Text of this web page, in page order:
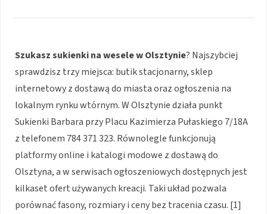
Szukasz sukienki na wesele w Olsztynie? Najszybciej
sprawdzisz trzy miejsca: butik stacjonarny, sklep
internetowy z dostawą do miasta oraz ogłoszenia na
lokalnym rynku wtórnym. W Olsztynie działa punkt
Sukienki Barbara przy Placu Kazimierza Pułaskiego 7/18A
z telefonem 784 371 323. Równolegle funkcjonują
platformy online i katalogi modowe z dostawą do
Olsztyna, a w serwisach ogłoszeniowych dostępnych jest
kilkaset ofert używanych kreacji. Taki układ pozwala
porównać fasony, rozmiary i ceny bez tracenia czasu. [1]